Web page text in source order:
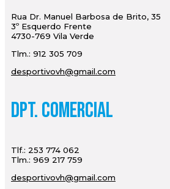
Rua Dr. Manuel Barbosa de Brito, 35
3º Esquerdo Frente
4730-769 Vila Verde
Tlm.: 912 305 709
desportivovh@gmail.com
Dpt. Comercial
Tlf.: 253 774 062
Tlm.: 969 217 759
desportivovh@gmail.com